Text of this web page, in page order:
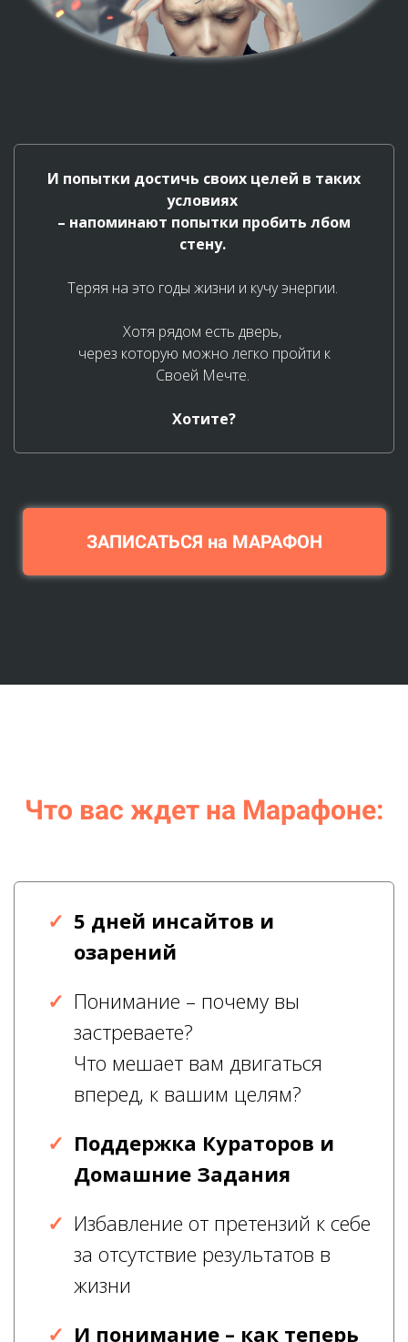
И попытки достичь своих целей в таких
условиях
– напоминают попытки пробить лбом
стену.
Теряя на это годы жизни и кучу энергии.
Хотя рядом есть дверь,
через которую можно легко пройти к
Своей Мечте.
Хотите?
ЗАПИСАТЬСЯ на МАРАФОН
Что вас ждет на Марафоне:
5 дней инсайтов и
озарений
Понимание – почему вы
застреваете?
Что мешает вам двигаться
вперед, к вашим целям?
Поддержка Кураторов и
Домашние Задания
Избавление от претензий к себе
за отсутствие результатов в
жизни
И понимание – как теперь